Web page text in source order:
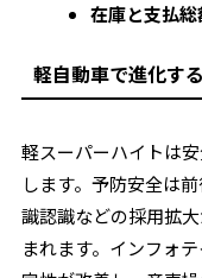
在庫と支払
軽自動車で進化す
軽スーパーハイトは
します。予防安全は
識認識などの採用拡
まれます。インフォ